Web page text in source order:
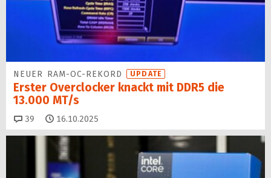
NEUER RAM-OC-REKORD UPDATE
Erster Overclocker knackt mit DDR5 die
13.000 MT/s
39 Kommentare
16.10.2025